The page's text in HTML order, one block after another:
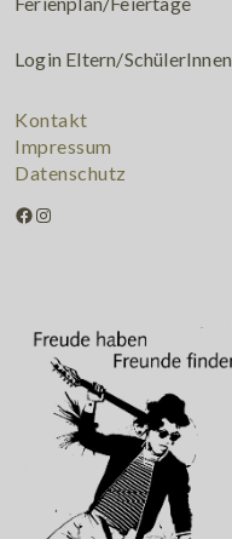
Login Eltern/SchülerInnen
Kontakt
Impressum
Datenschutz
Facebook Instagram